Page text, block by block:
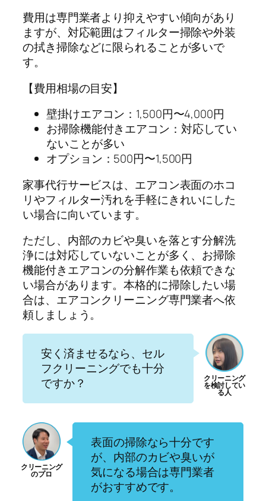
費用は専門業者より抑えやすい傾向があり
ますが、対応範囲はフィルター掃除や外装
の拭き掃除などに限られることが多いで
す。
【費用相場の目安】
壁掛けエアコン：1,500円〜4,000円
お掃除機能付きエアコン：対応してい
ないことが多い
オプション：500円〜1,500円
家事代行サービスは、エアコン表面のホコ
リやフィルター汚れを手軽にきれいにした
い場合に向いています。
ただし、内部のカビや臭いを落とす分解洗
浄には対応していないことが多く、お掃除
機能付きエアコンの分解作業も依頼できな
い場合があります。本格的に掃除したい場
合は、エアコンクリーニング専門業者へ依
頼しましょう。
安く済ませるなら、セル
フクリーニングでも十分
ですか？
表面の掃除なら十分です
が、内部のカビや臭いが
気になる場合は専門業者
がおすすめです。